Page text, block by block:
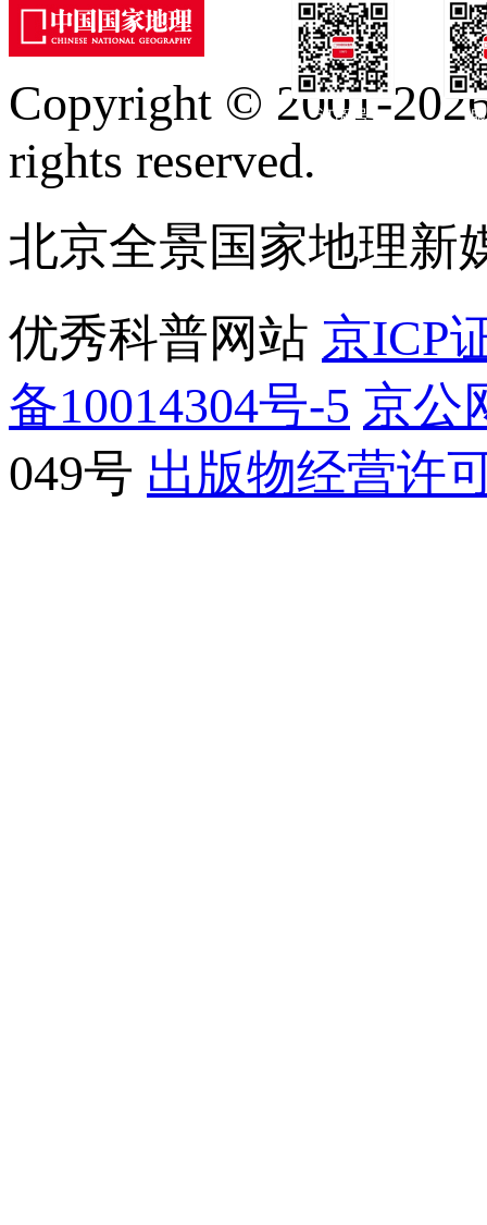
订阅号
Copyright © 2001-
rights reserved.
北京全景国家地理新
优秀科普网站 京ICP
备10014304号-5 京公
049号 出版物经营许